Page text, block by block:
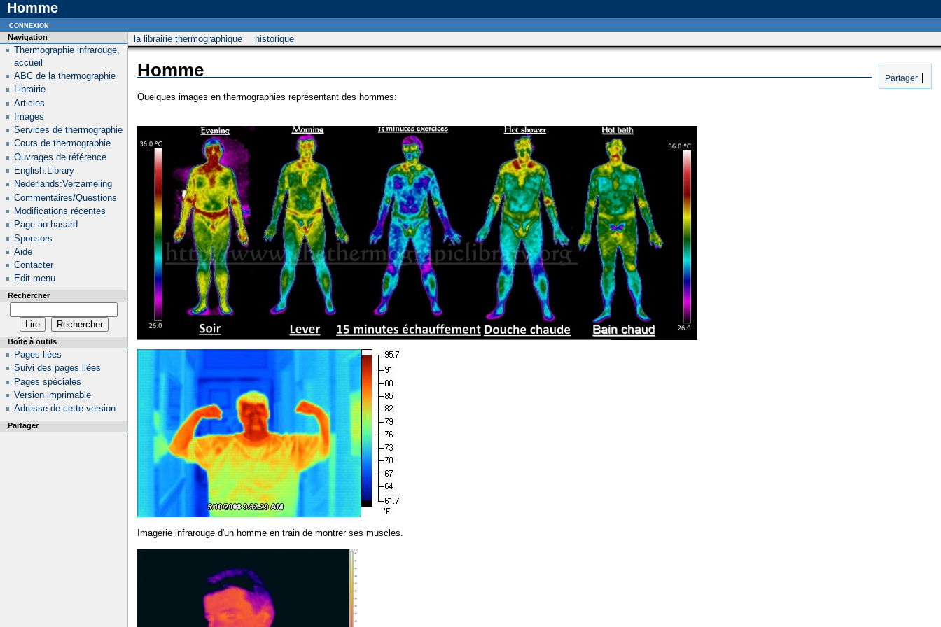
Homme
la librairie thermographique historique
Partager
Homme
Quelques images en thermographies représentant des hommes:
Imagerie infrarouge d'un homme en train de montrer ses muscles.
Navigation
Thermographie infrarouge,
accueil
ABC de la thermographie
Librairie
Articles
Images
Services de thermographie
Cours de thermographie
Ouvrages de référence
English:Library
Nederlands:Verzameling
Commentaires/Questions
Modifications récentes
Page au hasard
Sponsors
Aide
Contacter
Edit menu
Rechercher
Boîte à outils
Pages liées
Suivi des pages liées
Pages spéciales
Version imprimable
Adresse de cette version
Partager
connexion